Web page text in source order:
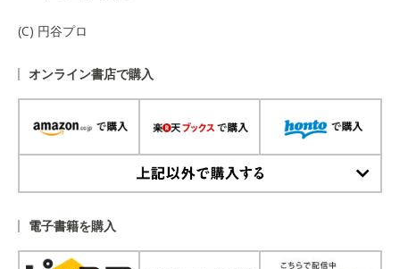
(C) 円谷プロ
オンライン書店で購入
電子書籍を購入